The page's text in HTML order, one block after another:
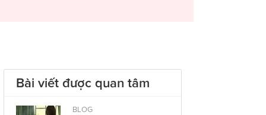
Bài viết được quan tâm
BLOG